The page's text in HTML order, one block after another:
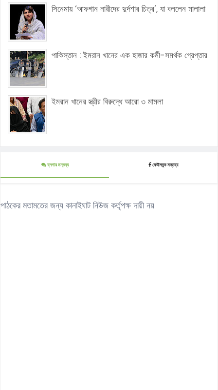
সিনেমায় ‘আফগান নারীদের দুর্দশার চিত্র’, যা বললেন মালালা
পাকিস্তান : ইমরান খানের এক হাজার কর্মী-সমর্থক গ্রেপ্তার
ইমরান খানের স্ত্রীর বিরুদ্ধে আরো ৩ মামলা
ব্লগার মন্তব্য ফেইসবুক মন্তব্য
পাঠকের মতামতের জন্য কানাইঘাট নিউজ কর্তৃপক্ষ দায়ী নয়